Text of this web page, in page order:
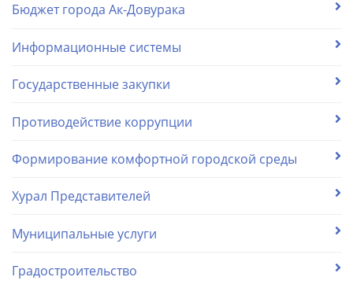
Бюджет города Ак-Довурака
Информационные системы
Государственные закупки
Противодействие коррупции
Формирование комфортной городской среды
Хурал Представителей
Муниципальные услуги
Градостроительство